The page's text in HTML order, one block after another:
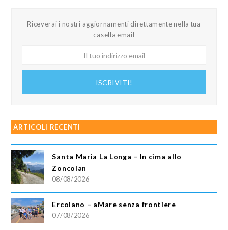
Riceverai i nostri aggiornamenti direttamente nella tua
casella email
ISCRIVITI!
ARTICOLI RECENTI
Santa Maria La Longa – In cima allo
Zoncolan
08/08/2026
Ercolano – aMare senza frontiere
07/08/2026